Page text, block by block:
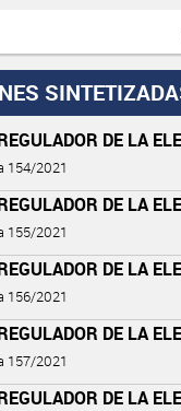
DE LA
154/2021
DE LA
155/2021
DE LA
156/2021
DE LA
157/2021
DE LA